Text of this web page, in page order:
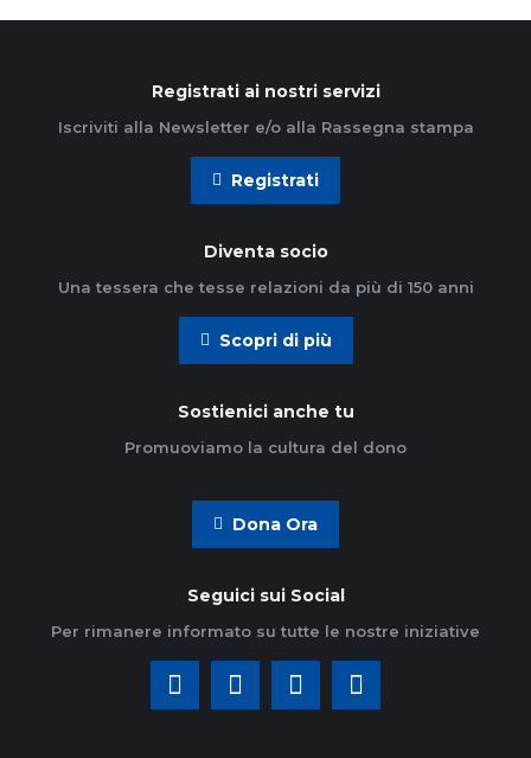
Registrati ai nostri servizi
Iscriviti alla Newsletter e/o alla Rassegna stampa
Registrati
Diventa socio
Una tessera che tesse relazioni da più di 150 anni
Scopri di più
Sostienici anche tu
Promuoviamo la cultura del dono
Dona Ora
Seguici sui Social
Per rimanere informato su tutte le nostre iniziative